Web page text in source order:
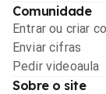
Comunidade
Entrar ou criar
Enviar cifras
Pedir videoaula
Sobre o site